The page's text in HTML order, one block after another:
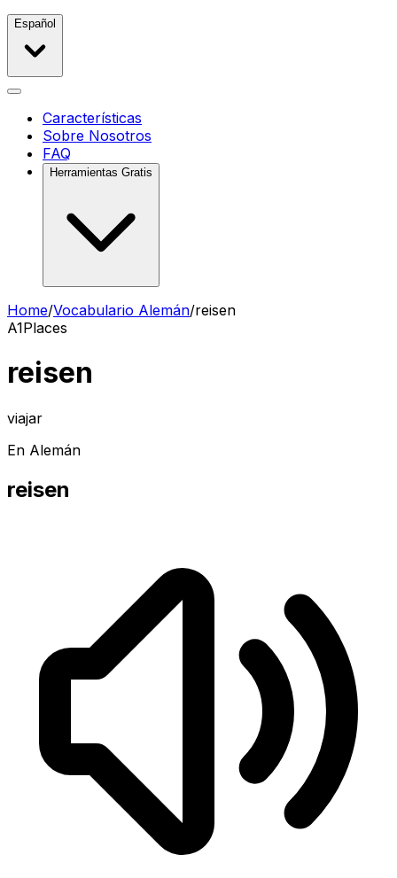
Español
Características
Sobre Nosotros
FAQ
Herramientas Gratis
Home/Vocabulario Alemán/reisen
A1Places
reisen
viajar
En Alemán
reisen